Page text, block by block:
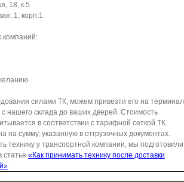
18, к.5
1, корп.1
компаний:
силами ТК, можем привезти его на терминал
нашего склада до ваших дверей. Стоимость
в соответствии с тарифной сеткой ТК.
на сумму, указанную в отгрузочных документах.
технику у транспортной компании, мы подготовили
статье «Как принимать технику после доставки
.